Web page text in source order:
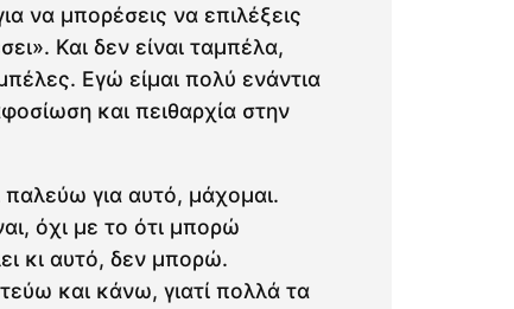
να μπορέσεις να επιλέξεις
Και δεν είναι ταμπέλα,
Εγώ είμαι πολύ ενάντια
και πειθαρχία στην
παλεύω για αυτό, μάχομαι.
όχι με το ότι μπορώ
κι αυτό, δεν μπορώ.
και κάνω, γιατί πολλά τα